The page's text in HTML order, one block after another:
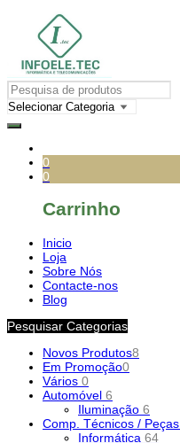
0
0
Carrinho
Inicio
Loja
Sobre Nós
Contacte-nos
Blog
Pesquisar Categorias
Novos Produtos8
Em Promoção0
Vários 0
Automóvel 6
Iluminação 6
Comp. Técnicos / Peças
Informática 64